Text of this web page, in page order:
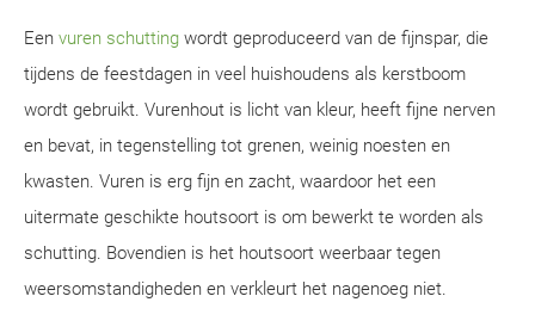
Een vuren schutting wordt geproduceerd van de fijnspar, die
tijdens de feestdagen in veel huishoudens als kerstboom
wordt gebruikt. Vurenhout is licht van kleur, heeft fijne nerven
en bevat, in tegenstelling tot grenen, weinig noesten en
kwasten. Vuren is erg fijn en zacht, waardoor het een
uitermate geschikte houtsoort is om bewerkt te worden als
schutting. Bovendien is het houtsoort weerbaar tegen
weersomstandigheden en verkleurt het nagenoeg niet.